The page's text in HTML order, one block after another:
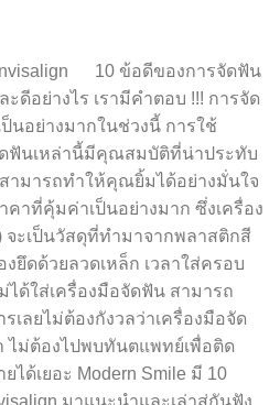
10 ข้อดีของการจัดฟัน
ะดีอย่างไร เรามีคำตอบ !!! การจัด
นอย่างมากในช่วงนี้ การใช้
ดฟันเหล่านี้มีคุณสมบัติที่น่าประทับ
ามารถทำให้คุณยิ้มได้อย่างมั่นใจ
คาที่คุ้มค่าเป็นอย่างมาก ซึ่งเครื่อง
จะเป็นวัสดุที่ทำมาจากพลาสติกสี
งยึดด้วยลวดเหล็ก เวลาใส่ครอบ
ได้ใส่เครื่องมือจัดฟัน สามารถ
เลยไม่ต้องกังวลว่าเครื่องมือจัด
ไม่ต้องไปพบทันตแพทย์เพื่อติด
ได้เยอะ Modern Smile มี 10
มาแนะนำและเล่าสู่กันฟัง